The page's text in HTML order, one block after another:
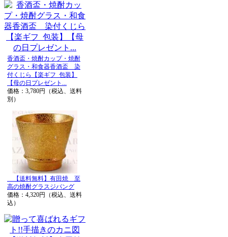
香酒盃・焼酎カップ・焼酎
グラス・和食器香酒盃 染
付くじら【楽ギフ_包装】
【母の日プレゼント...
価格：3,780円（税込、送料
別）
【送料無料】有田焼 至
高の焼酎グラスジパング
価格：4,320円（税込、送料
込）